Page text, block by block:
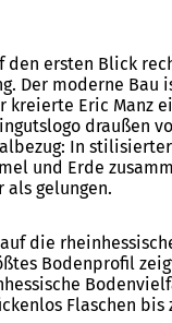
ersten Blick
Der moderne
Eric Manz
draußen
In
und Erde
als gelungen.
die
Bodenprofil
Flaschen bis